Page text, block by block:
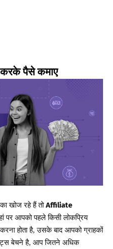
करकेपैसेकमाए
खोज रहे हैं तो Affiliate
पर आपको पहले किसी लोकप्रिय
करना होता है,उसके बाद आपको ग्राहकों
बेचने है, आप जितने अधिक